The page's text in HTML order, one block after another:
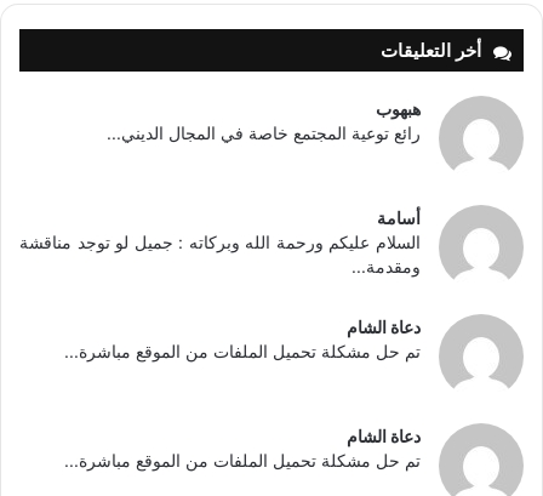
أخر التعليقات
هبهوب
رائع توعية المجتمع خاصة في المجال الديني...
أسامة
السلام عليكم ورحمة الله وبركاته : جميل لو توجد مناقشة
ومقدمة...
دعاة الشام
تم حل مشكلة تحميل الملفات من الموقع مباشرة...
دعاة الشام
تم حل مشكلة تحميل الملفات من الموقع مباشرة...